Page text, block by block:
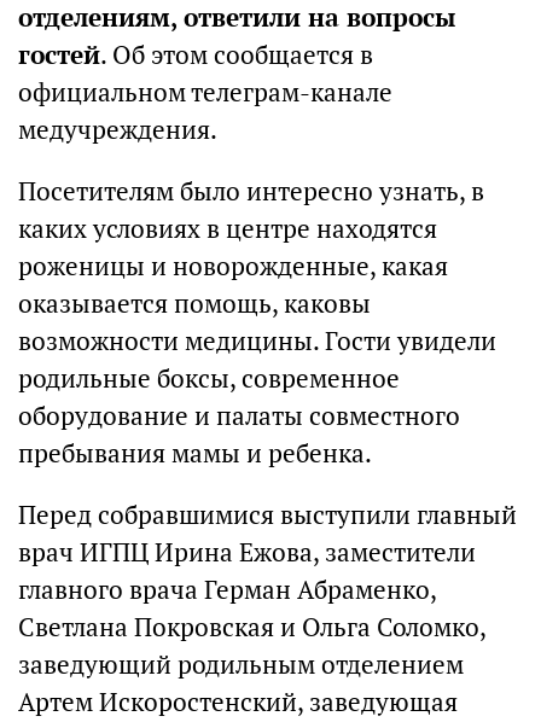
отделениям, ответили на вопросы
гостей. Об этом сообщается в
официальном телеграм-канале
медучреждения.
Посетителям было интересно узнать, в
каких условиях в центре находятся
роженицы и новорожденные, какая
оказывается помощь, каковы
возможности медицины. Гости увидели
родильные боксы, современное
оборудование и палаты совместного
пребывания мамы и ребенка.
Перед собравшимися выступили главный
врач ИГПЦ Ирина Ежова, заместители
главного врача Герман Абраменко,
Светлана Покровская и Ольга Соломко,
заведующий родильным отделением
Артем Искоростенский, заведующая